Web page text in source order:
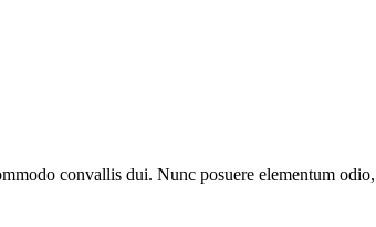
convallis dui. Nunc posuere elementum